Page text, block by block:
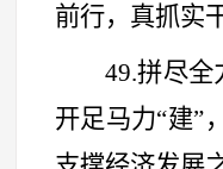
前行，真抓实
49.拼尽全
开足马力“建”